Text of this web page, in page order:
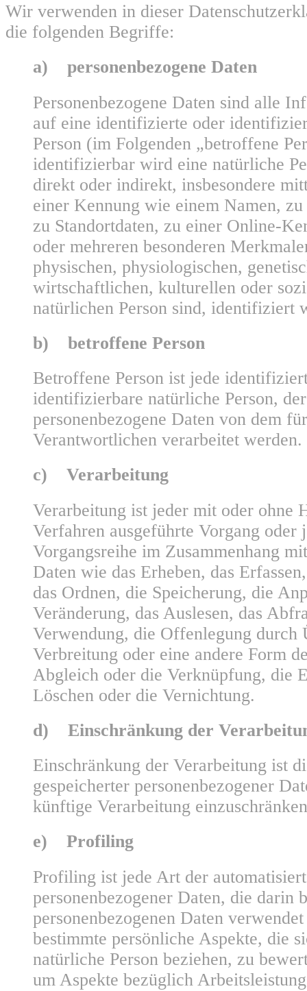
Wir verwenden in dieser
die folgenden Begriffe:
a) personenbezogene Daten
Personenbezogene Daten sind alle
auf eine identifizierte oder
Person (im Folgenden „betroffene
identifizierbar wird eine natürliche
direkt oder indirekt, insbesondere
einer Kennung wie einem Namen,
zu Standortdaten, zu einer Online-
oder mehreren besonderen
physischen, physiologischen,
wirtschaftlichen, kulturellen oder
natürlichen Person sind, identifiziert
b) betroffene Person
Betroffene Person ist jede
identifizierbare natürliche Person,
personenbezogene Daten von dem
Verantwortlichen verarbeitet werden.
c) Verarbeitung
Verarbeitung ist jeder mit oder ohne
Verfahren ausgeführte Vorgang oder
Vorgangsreihe im Zusammenhang
Daten wie das Erheben, das
das Ordnen, die Speicherung, die
Veränderung, das Auslesen, das
Verwendung, die Offenlegung durch
Verbreitung oder eine andere Form
Abgleich oder die Verknüpfung, die
Löschen oder die Vernichtung.
d) Einschränkung der
Einschränkung der Verarbeitung ist
gespeicherter personenbezogener
künftige Verarbeitung
e) Profiling
Profiling ist jede Art der
personenbezogener Daten, die darin
personenbezogenen Daten
bestimmte persönliche Aspekte, die
natürliche Person beziehen, zu
um Aspekte bezüglich